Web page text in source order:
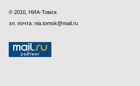
© 2010, НИА-Томск
эл. почта: nia.tomsk@mail.ru